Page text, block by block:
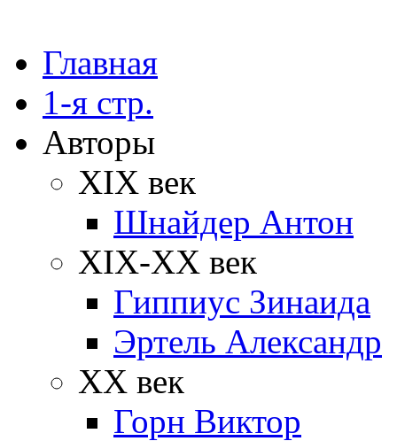
Главная
1-я стр.
Авторы
XIX век
Шнайдер Антон
XIX-XX век
Гиппиус Зинаида
Эртель Александр
XX век
Горн Виктор